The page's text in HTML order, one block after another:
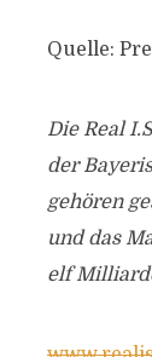
Quelle:
Die Real
der
gehören
und das
elf